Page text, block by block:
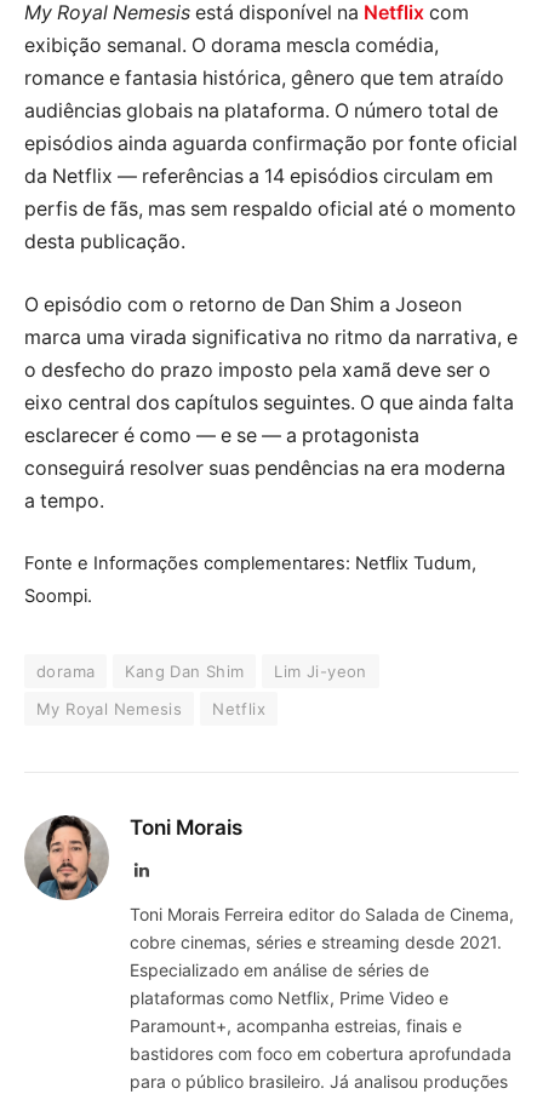
My Royal Nemesis está disponível na Netflix com
exibição semanal. O dorama mescla comédia,
romance e fantasia histórica, gênero que tem atraído
audiências globais na plataforma. O número total de
episódios ainda aguarda confirmação por fonte oficial
da Netflix — referências a 14 episódios circulam em
perfis de fãs, mas sem respaldo oficial até o momento
desta publicação.
O episódio com o retorno de Dan Shim a Joseon
marca uma virada significativa no ritmo da narrativa, e
o desfecho do prazo imposto pela xamã deve ser o
eixo central dos capítulos seguintes. O que ainda falta
esclarecer é como — e se — a protagonista
conseguirá resolver suas pendências na era moderna
a tempo.
Fonte e Informações complementares: Netflix Tudum,
Soompi.
dorama Kang Dan Shim
Lim Ji-yeon
My Royal Nemesis
Netflix
Toni Morais
LinkedIn
Toni Morais Ferreira editor do Salada de Cinema,
cobre cinemas, séries e streaming desde 2021.
Especializado em análise de séries de
plataformas como Netflix, Prime Video e
Paramount+, acompanha estreias, finais e
bastidores com foco em cobertura aprofundada
para o público brasileiro. Já analisou produções